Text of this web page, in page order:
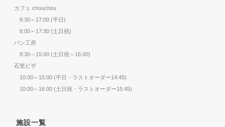
カフェ chouchou
8:30～17:00 (平日)
8:00～17:30 (土日祝)
パン工房
8:30～15:00 (土日祝～16:00)
石窯ピザ
10:00～15:00 (平日・ラストオーダー14:45)
10:00～16:00 (土日祝・ラストオーダー15:45)
施設一覧